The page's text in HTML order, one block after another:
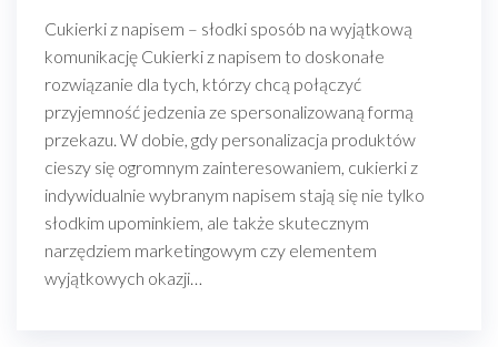
Cukierki z napisem – słodki sposób na wyjątkową
komunikację Cukierki z napisem to doskonałe
rozwiązanie dla tych, którzy chcą połączyć
przyjemność jedzenia ze spersonalizowaną formą
przekazu. W dobie, gdy personalizacja produktów
cieszy się ogromnym zainteresowaniem, cukierki z
indywidualnie wybranym napisem stają się nie tylko
słodkim upominkiem, ale także skutecznym
narzędziem marketingowym czy elementem
wyjątkowych okazji…